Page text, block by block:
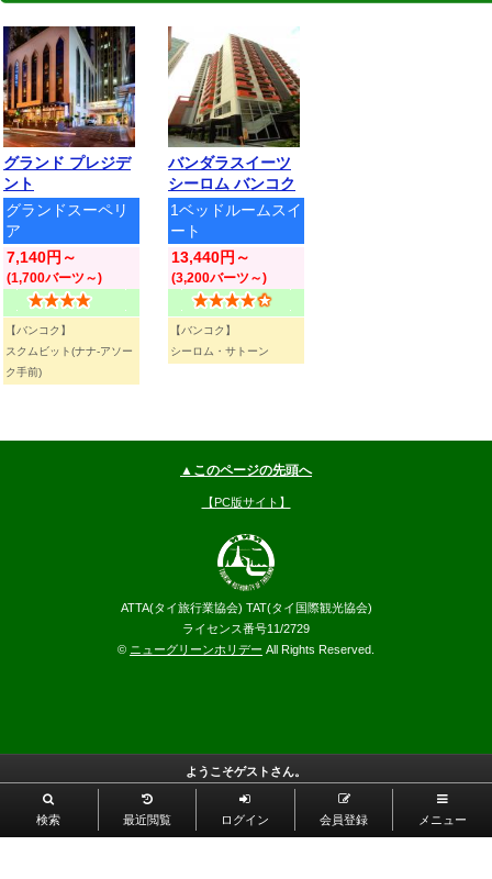
グランド プレジデ
ント
グランドスーペリ
ア
7,140円～
(1,700バーツ～)
【バンコク】
スクムビット(ナナ-アソー
ク手前)
バンダラスイーツ
シーロム バンコク
1ベッドルームスイ
ート
13,440円～
(3,200バーツ～)
【バンコク】
シーロム・サトーン
▲このページの先頭へ
【PC版サイト】
ATTA(タイ旅行業協会) TAT(タイ国際観光協会)
ライセンス番号11/2729
© ニューグリーンホリデー All Rights Reserved.
ようこそゲストさん。
検索 最近閲覧 ログイン 会員登録 メニュー